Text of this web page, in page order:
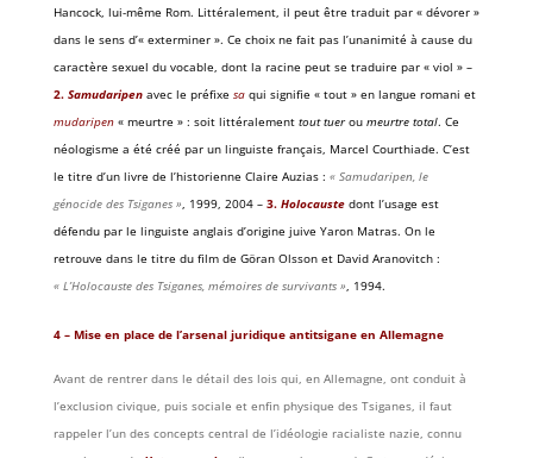
Hancock, lui-même Rom. Littéralement, il peut être traduit par « dévorer »
dans le sens d’« exterminer ». Ce choix ne fait pas l’unanimité à cause du
caractère sexuel du vocable, dont la racine peut se traduire par « viol » –
2. Samudaripenavec le préfixe saqui signifie « tout » en langue romani et
mudaripen« meurtre » : soit littéralement tout tuerou meurtre total. Ce
néologisme a été créé par un linguiste français, Marcel Courthiade. C’est
le titre d’un livre de l’historienne Claire Auzias : « Samudaripen, le
génocide des Tsiganes » , 1999, 2004 – 3. Holocaustedont l’usage est
défendu par le linguiste anglais d’origine juive Yaron Matras. On le
retrouve dans le titre du film de Göran Olsson et David Aranovitch :
« L’Holocauste des Tsiganes, mémoires de survivants » , 1994.
4 – Mise en place de l’arsenal juridique antitsigane en Allemagne
Avant de rentrer dans le détail des lois qui, en Allemagne, ont conduit à
l’exclusion civique, puis sociale et enfin physique des Tsiganes, il faut
rappeler l’un des concepts central de l’idéologie racialiste nazie, connu